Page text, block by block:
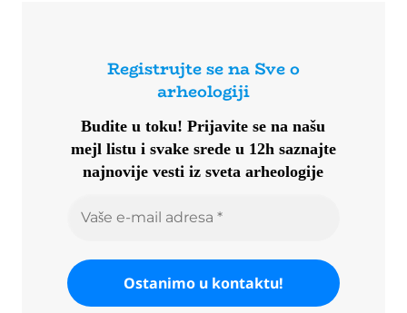
Registrujte se na Sve o
arheologiji
Budite u toku!Prijavite se na našu
mejl listu i svake srede u 12h saznajte
najnovije vesti iz sveta arheologije